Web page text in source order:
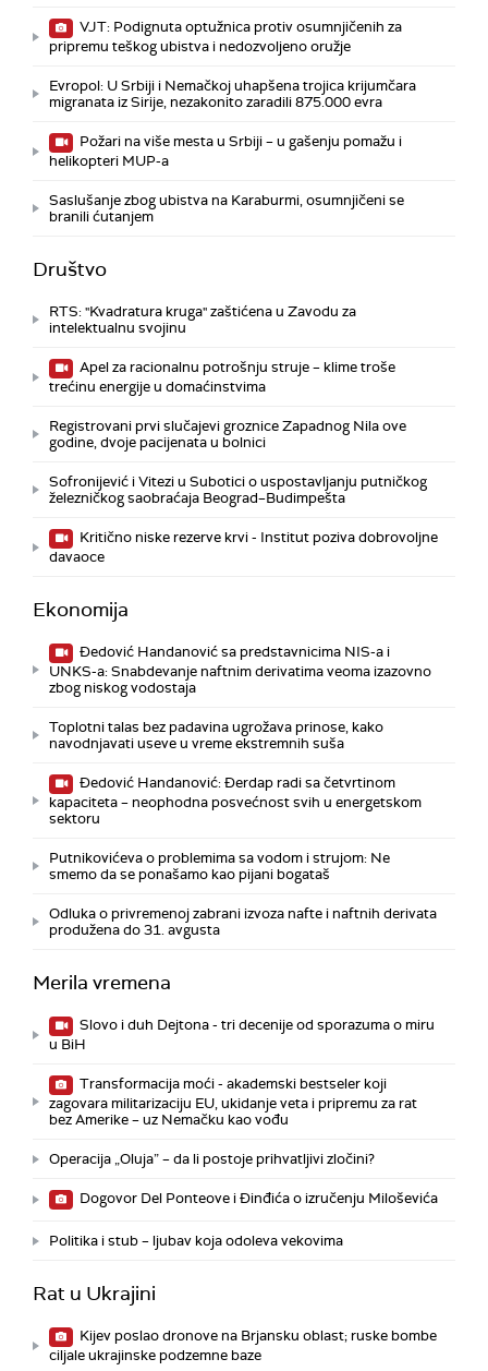
VJT: Podignuta optužnica protiv osumnjičenih za
pripremu teškog ubistva i nedozvoljeno oružje
Evropol: U Srbiji i Nemačkoj uhapšena trojica krijumčara
migranata iz Sirije, nezakonito zaradili 875.000 evra
Požari na više mesta u Srbiji – u gašenju pomažu i
helikopteri MUP-a
Saslušanje zbog ubistva na Karaburmi, osumnjičeni se
branili ćutanjem
Društvo
RTS: "Kvadratura kruga" zaštićena u Zavodu za
intelektualnu svojinu
Apel za racionalnu potrošnju struje – klime troše
trećinu energije u domaćinstvima
Registrovani prvi slučajevi groznice Zapadnog Nila ove
godine, dvoje pacijenata u bolnici
Sofronijević i Vitezi u Subotici o uspostavljanju putničkog
železničkog saobraćaja Beograd–Budimpešta
Kritično niske rezerve krvi - Institut poziva dobrovoljne
davaoce
Ekonomija
Đedović Handanović sa predstavnicima NIS-a i
UNKS-a: Snabdevanje naftnim derivatima veoma izazovno
zbog niskog vodostaja
Toplotni talas bez padavina ugrožava prinose, kako
navodnjavati useve u vreme ekstremnih suša
Đedović Handanović: Đerdap radi sa četvrtinom
kapaciteta – neophodna posvećnost svih u energetskom
sektoru
Putnikovićeva o problemima sa vodom i strujom: Ne
smemo da se ponašamo kao pijani bogataš
Odluka o privremenoj zabrani izvoza nafte i naftnih derivata
produžena do 31. avgusta
Merila vremena
Slovo i duh Dejtona - tri decenije od sporazuma o miru
u BiH
Transformacija moći - akademski bestseler koji
zagovara militarizaciju EU, ukidanje veta i pripremu za rat
bez Amerike – uz Nemačku kao vođu
Operacija „Oluja” – da li postoje prihvatljivi zločini?
Dogovor Del Ponteove i Đinđića o izručenju Miloševića
Politika i stub – ljubav koja odoleva vekovima
Rat u Ukrajini
Kijev poslao dronove na Brjansku oblast; ruske bombe
ciljale ukrajinske podzemne baze